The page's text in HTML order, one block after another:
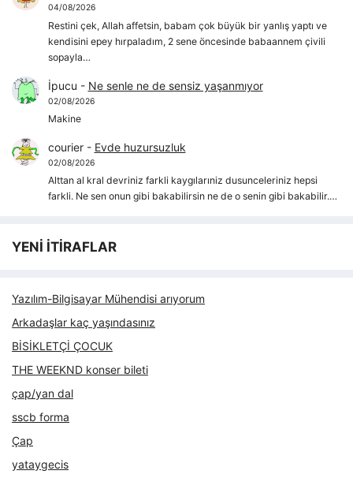
04/08/2026
Restini çek, Allah affetsin, babam çok büyük bir yanlış yaptı ve
kendisini epey hırpaladım, 2 sene öncesinde babaannem çivili
sopayla…
İpucu - Ne senle ne de sensiz yaşanmıyor
02/08/2026
Makine
courier- Evde huzursuzluk
02/08/2026
Alttan al kral devriniz farkli kaygılarıniz dusunceleriniz hepsi
farkli. Ne sen onun gibi bakabilirsin ne de o senin gibi bakabilir.…
YENİ İTİRAFLAR
Yazılım-Bilgisayar Mühendisi arıyorum
Arkadaşlar kaç yaşındasınız
BİSİKLETÇİ ÇOCUK
THE WEEKND konser bileti
çap/yan dal
sscb forma
Çap
yataygecis